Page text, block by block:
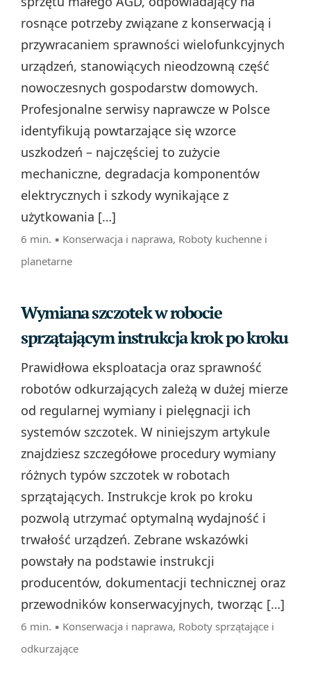
rosnące potrzeby związane z konserwacją i
przywracaniem sprawności wielofunkcyjnych
urządzeń, stanowiących nieodzowną część
nowoczesnych gospodarstw domowych.
Profesjonalne serwisy naprawcze w Polsce
identyfikują powtarzające się wzorce
uszkodzeń – najczęściej to zużycie
mechaniczne, degradacja komponentów
elektrycznych i szkody wynikające z
użytkowania […]
6 min. ▪ Konserwacja i naprawa, Roboty kuchenne i
planetarne
Wymiana szczotek w robocie
sprzątającym instrukcja krok po kroku
Prawidłowa eksploatacja oraz sprawność
robotów odkurzających zależą w dużej mierze
od regularnej wymiany i pielęgnacji ich
systemów szczotek. W niniejszym artykule
znajdziesz szczegółowe procedury wymiany
różnych typów szczotek w robotach
sprzątających. Instrukcje krok po kroku
pozwolą utrzymać optymalną wydajność i
trwałość urządzeń. Zebrane wskazówki
powstały na podstawie instrukcji
producentów, dokumentacji technicznej oraz
przewodników konserwacyjnych, tworząc […]
6 min. ▪ Konserwacja i naprawa, Roboty sprzątające i
odkurzające